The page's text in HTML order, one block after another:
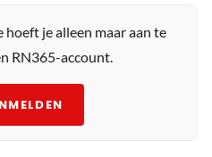
hoeft je alleen maar aan te
RN365-account.